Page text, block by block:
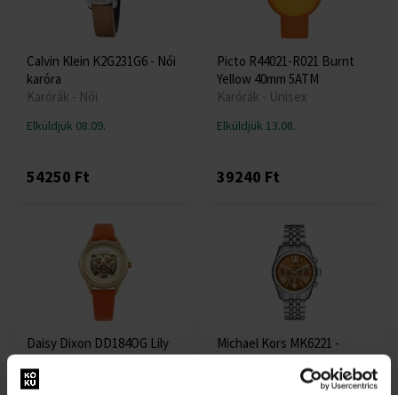
Calvin Klein K2G231G6 - Női
karóra
Karórák - Női
Elküldjük 08.09.
54250 Ft
Picto R44021-R021 Burnt
Yellow 40mm 5ATM
Karórák - Unisex
Elküldjük 13.08.
39240 Ft
Daisy Dixon DD184OG Lily
Karórák - Női
Michael Kors MK6221 -